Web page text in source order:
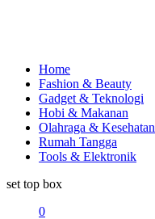
Home
Fashion & Beauty
Gadget & Teknologi
Hobi & Makanan
Olahraga & Kesehatan
Rumah Tangga
Tools & Elektronik
set top box
0